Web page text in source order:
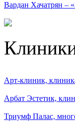
Вардан Хачатрян –
Арт-клиник,
Арбат Эстетик,
Триумф Палас,